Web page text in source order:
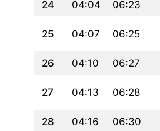
24 04:04 06:23
25 04:07 06:25
26 04:10 06:27
27 04:13 06:28
28 04:16 06:30